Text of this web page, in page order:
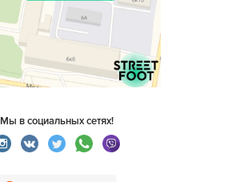
Мы в социальных сетях!